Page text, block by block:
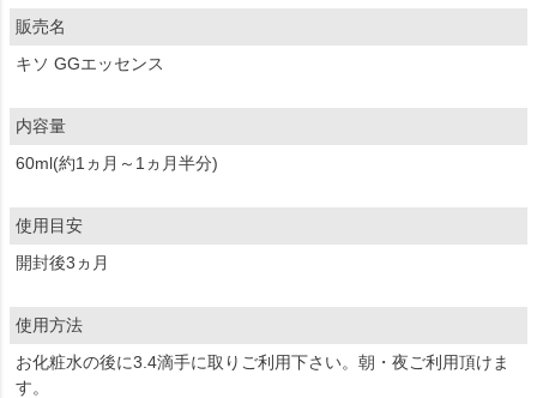
販売名
キソ GGエッセンス
内容量
60ml(約1ヵ月～1ヵ月半分)
使用目安
開封後3ヵ月
使用方法
お化粧水の後に3.4滴手に取りご利用下さい。朝・夜ご利用頂けま
す。